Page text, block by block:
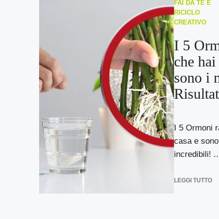
FAI DA TE E
RICICLO
CREATIVO
I 5
che
sono i
I 5 Ormoni
casa e
incredibili!
LEGGI TUTTO